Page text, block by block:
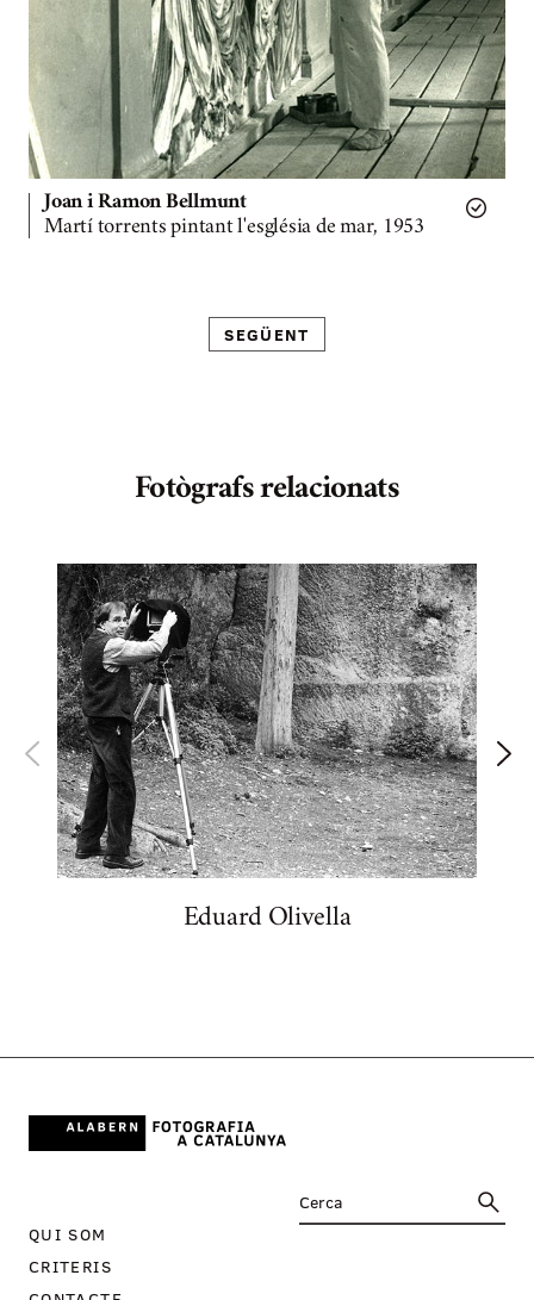
Joan i Ramon Bellmunt
Martí torrents pintant l'església de mar, 1953
SEGÜENT
Fotògrafs relacionats
Eduard Olivella
QUI SOM
CRITERIS